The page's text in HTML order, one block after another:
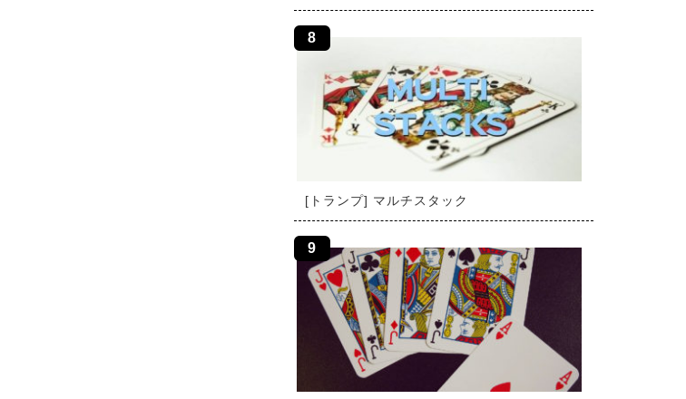
[トランプ] マルチスタック